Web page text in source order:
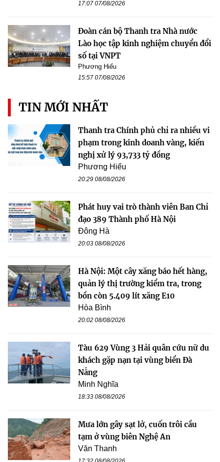
17:07 07/08/2026
Đoàn cán bộ Thanh tra Nhà nước
Lào học tập kinh nghiệm chuyển đổi
số tại VNPT
Phương Hiếu
15:57 07/08/2026
TIN MỚI NHẤT
Thanh tra Chính phủ chỉ ra nhiều vi
phạm trong kinh doanh vàng, kiến
nghị xử lý 93,733 tỷ đồng
Phương Hiếu
20:29 08/08/2026
Phát huy vai trò thành viên Ban Chỉ
đạo 389 Thành phố Hà Nội
Đông Hà
20:03 08/08/2026
Hà Nội: Một cây xăng báo hết hàng,
quản lý thị trường kiểm tra, trong
bồn còn 5.409 lít xăng E10
Hòa Bình
20:02 08/08/2026
Tàu 629 Vùng 3 Hải quân cứu nữ du
khách gặp nạn tại vùng biển Đà
Nẵng
Minh Nghĩa
18:33 08/08/2026
Mưa lớn gây sạt lở, cuốn trôi cầu
tạm ở vùng biên Nghệ An
Văn Thanh